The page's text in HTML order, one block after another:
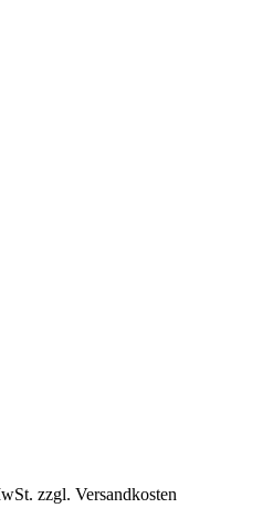
zzgl. Versandkosten